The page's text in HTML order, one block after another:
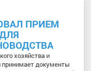
ПРИЕМ
хозяйства и
принимает документы